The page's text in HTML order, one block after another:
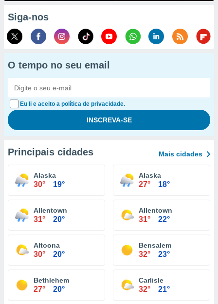
Siga-nos
O tempo no seu email
Eu li e aceito a política de privacidade.
Principais cidades Mais cidades
Alaska
30° 19°
Alaska
27° 18°
Allentown
31° 20°
Allentown
31° 22°
Altoona
30° 20°
Bensalem
32° 23°
Bethlehem
27° 20°
Carlisle
32° 21°